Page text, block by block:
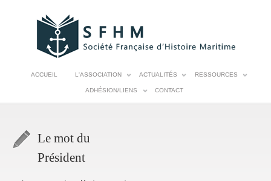
ACCUEIL L'ASSOCIATION ACTUALITÉS RESSOURCES
ADHÉSION/LIENS CONTACT
Le mot du
Président